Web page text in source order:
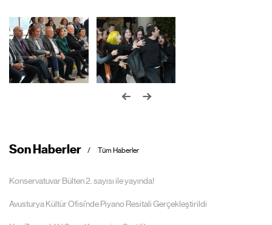
Son Haberler Tüm Haberler
Konservatuvar Bülten 2. sayısı ile yayında!
Avusturya Kültür Ofisi’nde Piyano Resitali Gerçekleştirildi